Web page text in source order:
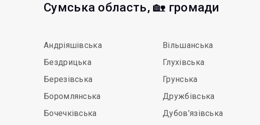
Сумська область, 🏡 громади
Андріяшівська
Бездрицька
Березівська
Боромлянська
Бочечківська
Вільшанська
Глухівська
Грунська
Дружбівська
Дубов’язівська